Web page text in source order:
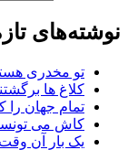
نوشته‌های
تو مخدری
کلاغ ها
تمام جهان
کاش می
یک بار آن